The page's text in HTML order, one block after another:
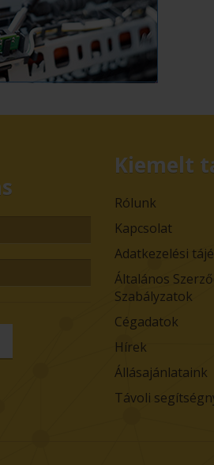
Kiemelt
Rólunk
Kapcsolat
Adatkezelési
Általános
Szabályzatok
Cégadatok
Hírek
Állásajánlataink
Távoli